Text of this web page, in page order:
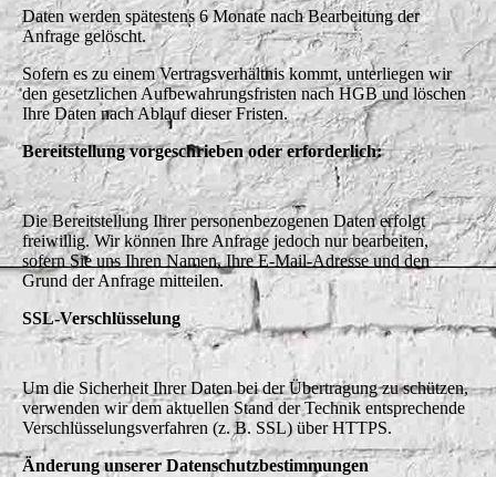
Daten werden spätestens 6 Monate nach Bearbeitung der
Anfrage gelöscht.
Sofern es zu einem Vertragsverhältnis kommt, unterliegen wir
den gesetzlichen Aufbewahrungsfristen nach HGB und löschen
Ihre Daten nach Ablauf dieser Fristen.
Bereitstellung vorgeschrieben oder erforderlich:
Die Bereitstellung Ihrer personenbezogenen Daten erfolgt
freiwillig. Wir können Ihre Anfrage jedoch nur bearbeiten,
sofern Sie uns Ihren Namen, Ihre E-Mail-Adresse und den
Grund der Anfrage mitteilen.
SSL-Verschlüsselung
Um die Sicherheit Ihrer Daten bei der Übertragung zu schützen,
verwenden wir dem aktuellen Stand der Technik entsprechende
Verschlüsselungsverfahren (z. B. SSL) über HTTPS.
Änderung unserer Datenschutzbestimmungen